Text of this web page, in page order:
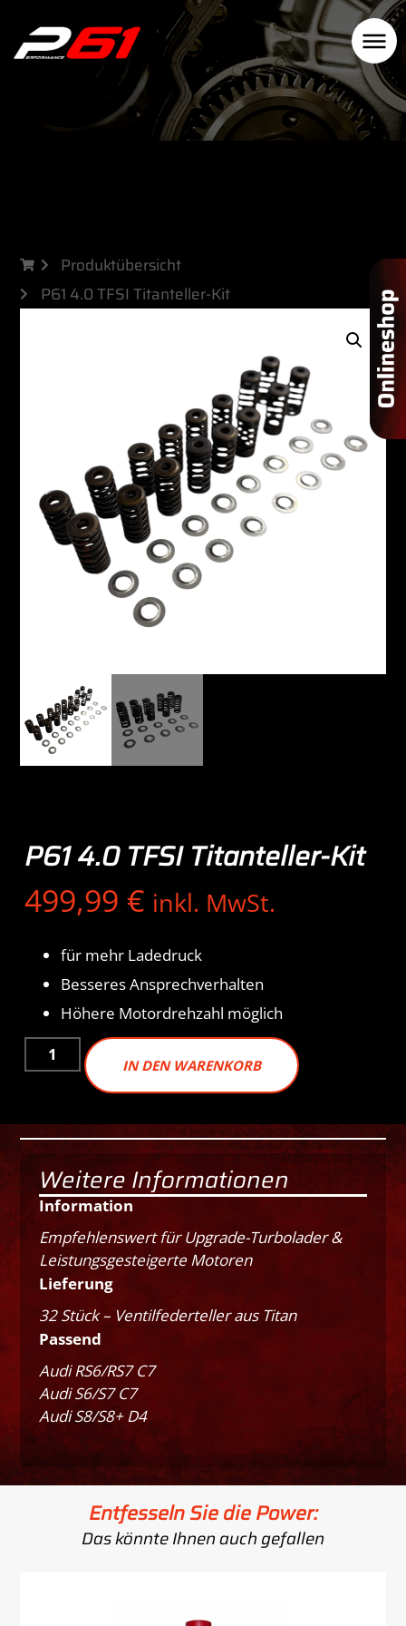
Produktübersicht
P61 4.0 TFSI Titanteller-Kit
P61 4.0 TFSI Titanteller-Kit
499,99€ inkl. MwSt.
für mehr Ladedruck
Besseres Ansprechverhalten
Höhere Motordrehzahl möglich
IN DEN WARENKORB
Weitere Informationen
Information
Empfehlenswert für Upgrade-Turbolader &
Leistungsgesteigerte Motoren
Lieferung
32 Stück – Ventilfederteller aus Titan
Passend
Audi RS6/RS7 C7
Audi S6/S7 C7
Audi S8/S8+ D4
Entfesseln Sie die Power:
Das könnte Ihnen auch gefallen